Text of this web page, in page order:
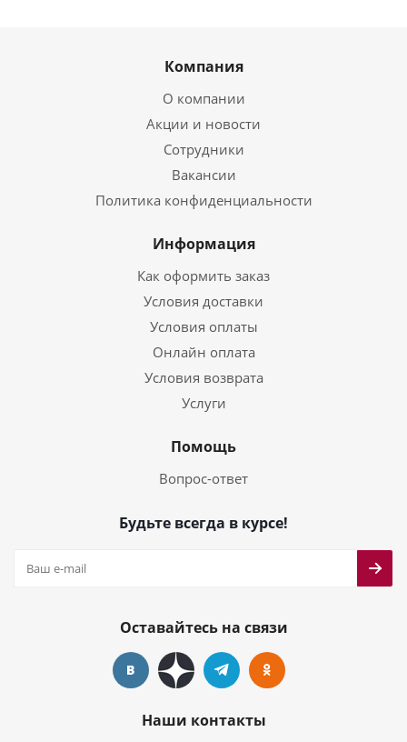
Компания
О компании
Акции и новости
Сотрудники
Вакансии
Политика конфиденциальности
Информация
Как оформить заказ
Условия доставки
Условия оплаты
Онлайн оплата
Условия возврата
Услуги
Помощь
Вопрос-ответ
Будьте всегда в курсе!
Оставайтесь на связи
Наши контакты